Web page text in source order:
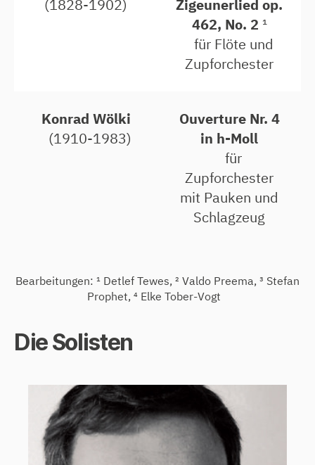
(1828-1902)
Zigeunerlied op.
462, No. 2 ¹
für Flöte und
Zupforchester
Konrad Wölki
(1910-1983)
Ouverture Nr. 4
in h-Moll
für
Zupforchester
mit Pauken und
Schlagzeug
Bearbeitungen: ¹ Detlef Tewes, ² Valdo Preema, ³ Stefan
Prophet, ⁴ Elke Tober-Vogt
Die Solisten